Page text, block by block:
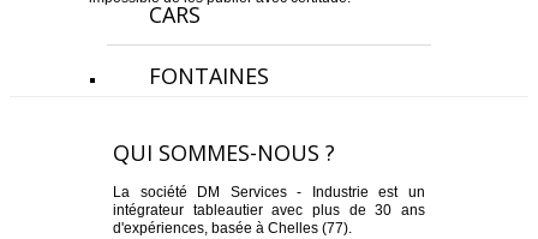
CARS
FONTAINES
SOCLES
QUI SOMMES-NOUS ?
La société DM Services - Industrie est un
intégrateur tableautier avec plus de 30 ans
d'expériences, basée à Chelles (77).